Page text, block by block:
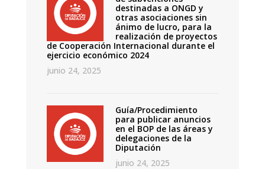
destinadas a ONGD y
otras asociaciones sin
ánimo de lucro, para la
realización de proyectos
de Cooperación Internacional durante el
ejercicio económico 2024
junio 24, 2025
Guía/Procedimiento
para publicar anuncios
en el BOP de las áreas y
delegaciones de la
Diputación
junio 24, 2025